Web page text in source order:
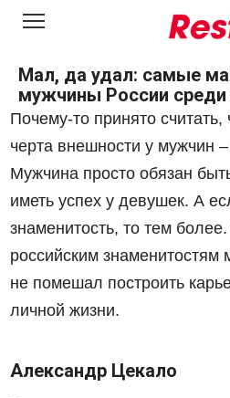
Перейти
Мал, да удал: самые
мужчины России среди
Почему-то принято считать,
черта внешности у мужчин
Мужчина просто обязан
иметь успех у девушек. А
знаменитость, то тем
российским знаменитостям
не помешал построить
личной жизни.
Александр Цекало